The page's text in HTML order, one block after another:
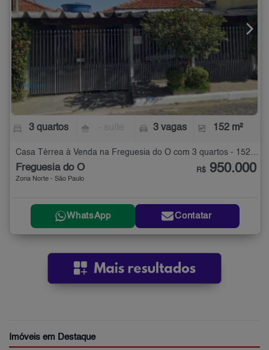
3 quartos 3 vagas 152 m²
Freguesia do Ó
Zona Norte - São Paulo
R$ 950.000
WhatsApp Contatar
Imóveis em Destaque